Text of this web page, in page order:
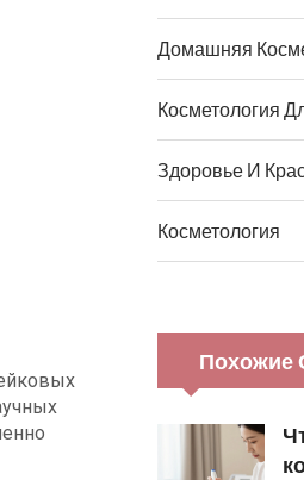
Домашняя
Косметология
Здоровье И
Косметология
Похожие